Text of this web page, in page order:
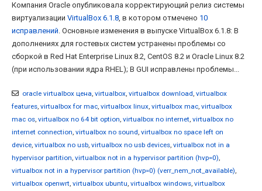
Компания Oracle опубликовала корректирующий релиз системы
виртуализации VirtualBox 6.1.8, в котором отмечено 10
исправлений. Основные изменения в выпуске VirtualBox 6.1.8: В
дополнениях для гостевых систем устранены проблемы со
сборкой в Red Hat Enterprise Linux 8.2, CentOS 8.2 и Oracle Linux 8.2
(при использовании ядра RHEL); В GUI исправлены проблемы...
oracle virtualbox цена, virtualbox, virtualbox download, virtualbox
features, virtualbox for mac, virtualbox linux, virtualbox mac, virtualbox
mac os, virtualbox no 64 bit option, virtualbox no internet, virtualbox no
internet connection, virtualbox no sound, virtualbox no space left on
device, virtualbox no usb, virtualbox no usb devices, virtualbox not in a
hypervisor partition, virtualbox not in a hypervisor partition (hvp=0),
virtualbox not in a hypervisor partition (hvp=0) (verr_nem_not_available),
virtualbox openwrt, virtualbox ubuntu, virtualbox windows, virtualbox